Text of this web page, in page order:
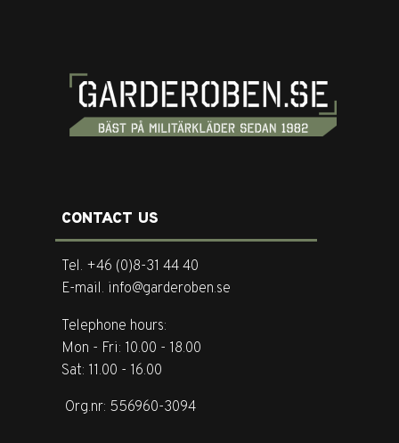
CONTACT US
Tel. +46 (0)8-31 44 40
E-mail. info@garderoben.se
Telephone hours:
Mon - Fri: 10.00 - 18.00
Sat: 11.00 - 16.00
Org.nr: 556960-3094